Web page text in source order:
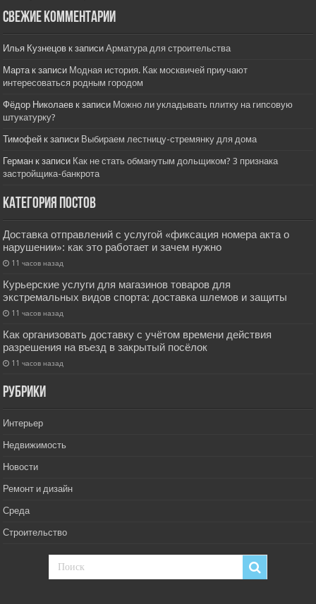
Свежие комментарии
Илья Кузнецов к записиАрматура для строительства
Марта к записи Модная история. Как москвичей приучают
интересоваться родным городом
Фёдор Николаев к записи Можно ли укладывать плитку на гипсовую
штукатурку?
Тимофей к записи Выбираем лестницу-стремянку для дома
Герман к записи Как не стать обманутым дольщиком? 3 признака
застройщика-банкрота
Категория постов
Доставка отправлений с услугой «фиксация номера акта о
нарушении»: как это работает и зачем нужно
11 часов назад
Курьерские услуги для магазинов товаров для
экстремальных видов спорта: доставка шлемов и защиты
11 часов назад
Как организовать доставку с учётом времени действия
разрешения на въезд в закрытый посёлок
11 часов назад
РУбрики
Интерьер
Недвижимость
Новости
Ремонт и дизайн
Среда
Строительство